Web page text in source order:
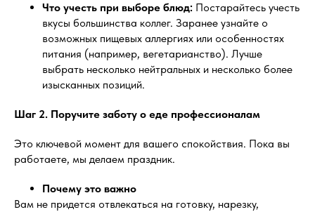
Что учесть при выборе блюд: Постарайтесь учесть
вкусы большинства коллег. Заранее узнайте о
возможных пищевых аллергиях или особенностях
питания (например, вегетарианство). Лучше
выбрать несколько нейтральных и несколько более
изысканных позиций.
Шаг 2. Поручите заботу о еде профессионалам
Это ключевой момент для вашего спокойствия. Пока вы
работаете, мы делаем праздник.
Почему это важно
Вам не придется отвлекаться на готовку, нарезку,